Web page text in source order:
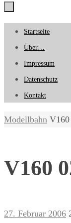
Zum
Inhalt
springen
Startseite
Über…
Impressum
Datenschutz
Kontakt
Start
Modellbahn
V160
27. Februar 2006